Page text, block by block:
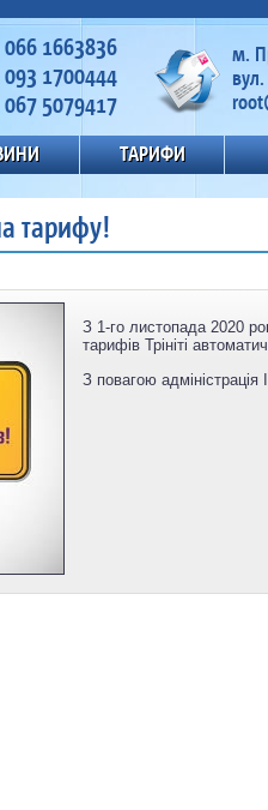
066 1663836
093 1700444
067 5079417
м.
ТАРИФИ
тарифу!
З 1-го листопада 2020
тарифів Трініті
З повагою